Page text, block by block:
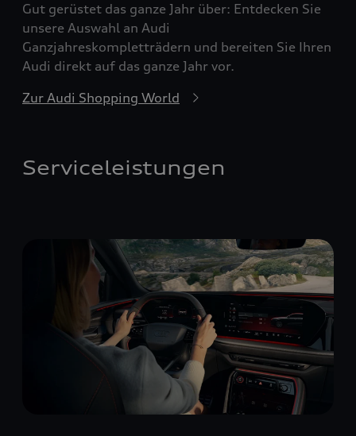
Gut gerüstet das ganze Jahr über: Entdecken Sie
unsere Auswahl an Audi
Ganzjahreskompletträdern und bereiten Sie Ihren
Audi direkt auf das ganze Jahr vor.
Zur Audi Shopping World
Serviceleistungen